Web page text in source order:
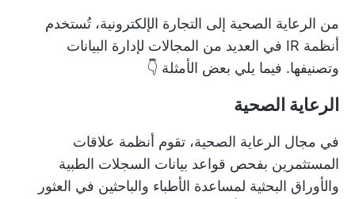
من الرعاية الصحية إلى التجارة الإلكترونية، تُستخدم
أنظمة IR في العديد من المجالات لإدارة البيانات
وتصنيفها. فيما يلي بعض الأمثلة 👇
الرعاية الصحية
في مجال الرعاية الصحية، تقوم أنظمة علاقات
المستثمرين بفحص قواعد بيانات السجلات الطبية
والأوراق البحثية لمساعدة الأطباء والباحثين في العثور